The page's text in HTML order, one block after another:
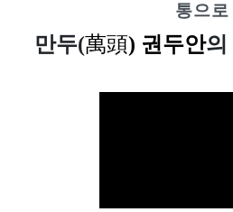
통으로
만두(萬頭) 권두안의